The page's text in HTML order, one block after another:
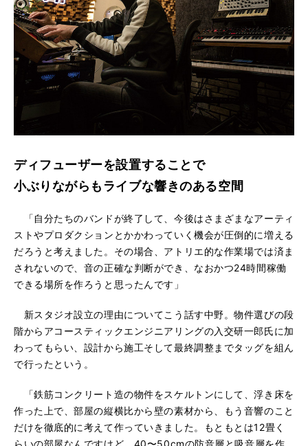
ディフューザーを設置することで
小ぶりながらもライブな響きのある空間
「自分たちのバンドが終了して、今後はさまざまなアーティ
ストやプロダクションとかかわっていく機会が圧倒的に増える
だろうと考えました。その場合、アトリエ的な作業場では済ま
されないので、音の正確な判断ができ、なおかつ24時間稼働
できる場所を作ろうと思ったんです」
新スタジオ設立の理由についてこう話す中野。物件選びの段
階からアコースティックエンジニアリングの入交研一郎氏に加
わってもらい、設計から施工そして最終調整までタッグを組ん
で行ったという。
「鉄筋コンクリート造の物件をスケルトンにして、浮き床を
作った上で、部屋の縦横比から壁の素材から、もう音響のこと
だけを徹底的に考えて作っていきました。もともとは12畳く
らいの部屋なんですけど、40〜50cmの防音層と吸音層を作